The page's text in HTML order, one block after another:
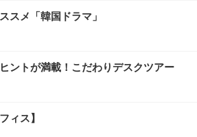
スメ「韓国ドラマ」
ントが満載！こだわりデスクツアー
ィス】